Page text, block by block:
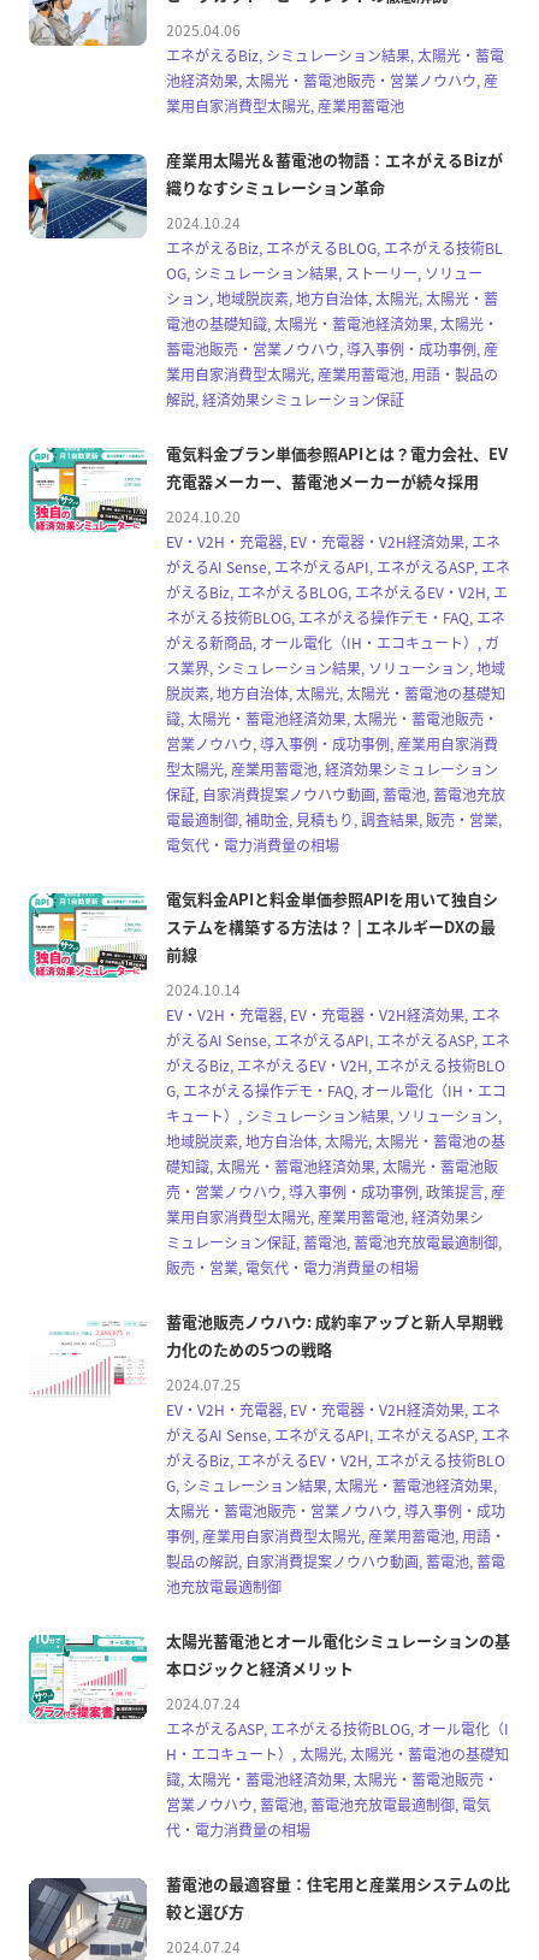
2025.04.06
エネがえるBiz, シミュレーション結果, 太陽光・蓄電
池経済効果, 太陽光・蓄電池販売・営業ノウハウ, 産
業用自家消費型太陽光, 産業用蓄電池
産業用太陽光＆蓄電池の物語：エネがえるBizが
織りなすシミュレーション革命
2024.10.24
エネがえるBiz, エネがえるBLOG, エネがえる技術BL
OG, シミュレーション結果, ストーリー, ソリュー
ション, 地域脱炭素, 地方自治体, 太陽光, 太陽光・蓄
電池の基礎知識, 太陽光・蓄電池経済効果, 太陽光・
蓄電池販売・営業ノウハウ, 導入事例・成功事例, 産
業用自家消費型太陽光, 産業用蓄電池, 用語・製品の
解説, 経済効果シミュレーション保証
電気料金プラン単価参照APIとは？電力会社、EV
充電器メーカー、蓄電池メーカーが続々採用
2024.10.20
EV・V2H・充電器, EV・充電器・V2H経済効果, エネ
がえるAI Sense, エネがえるAPI, エネがえるASP, エネ
がえるBiz, エネがえるBLOG, エネがえるEV・V2H, エ
ネがえる技術BLOG, エネがえる操作デモ・FAQ, エネ
がえる新商品, オール電化（IH・エコキュート）, ガ
ス業界, シミュレーション結果, ソリューション, 地域
脱炭素, 地方自治体, 太陽光, 太陽光・蓄電池の基礎知
識, 太陽光・蓄電池経済効果, 太陽光・蓄電池販売・
営業ノウハウ, 導入事例・成功事例, 産業用自家消費
型太陽光, 産業用蓄電池, 経済効果シミュレーション
保証, 自家消費提案ノウハウ動画, 蓄電池, 蓄電池充放
電最適制御, 補助金, 見積もり, 調査結果, 販売・営業,
電気代・電力消費量の相場
電気料金APIと料金単価参照APIを用いて独自シ
ステムを構築する方法は？ | エネルギーDXの最
前線
2024.10.14
EV・V2H・充電器, EV・充電器・V2H経済効果, エネ
がえるAI Sense, エネがえるAPI, エネがえるASP, エネ
がえるBiz, エネがえるEV・V2H, エネがえる技術BLO
G, エネがえる操作デモ・FAQ, オール電化（IH・エコ
キュート）, シミュレーション結果, ソリューション,
地域脱炭素, 地方自治体, 太陽光, 太陽光・蓄電池の基
礎知識, 太陽光・蓄電池経済効果, 太陽光・蓄電池販
売・営業ノウハウ, 導入事例・成功事例, 政策提言, 産
業用自家消費型太陽光, 産業用蓄電池, 経済効果シ
ミュレーション保証, 蓄電池, 蓄電池充放電最適制御,
販売・営業, 電気代・電力消費量の相場
蓄電池販売ノウハウ: 成約率アップと新人早期戦
力化のための5つの戦略
2024.07.25
EV・V2H・充電器, EV・充電器・V2H経済効果, エネ
がえるAI Sense, エネがえるAPI, エネがえるASP, エネ
がえるBiz, エネがえるEV・V2H, エネがえる技術BLO
G, シミュレーション結果, 太陽光・蓄電池経済効果,
太陽光・蓄電池販売・営業ノウハウ, 導入事例・成功
事例, 産業用自家消費型太陽光, 産業用蓄電池, 用語・
製品の解説, 自家消費提案ノウハウ動画, 蓄電池, 蓄電
池充放電最適制御
太陽光蓄電池とオール電化シミュレーションの基
本ロジックと経済メリット
2024.07.24
エネがえるASP, エネがえる技術BLOG, オール電化（I
H・エコキュート）, 太陽光, 太陽光・蓄電池の基礎知
識, 太陽光・蓄電池経済効果, 太陽光・蓄電池販売・
営業ノウハウ, 蓄電池, 蓄電池充放電最適制御, 電気
代・電力消費量の相場
蓄電池の最適容量：住宅用と産業用システムの比
較と選び方
2024.07.24